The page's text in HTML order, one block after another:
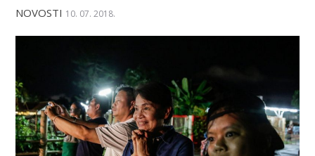
NOVOSTI 10. 07. 2018.